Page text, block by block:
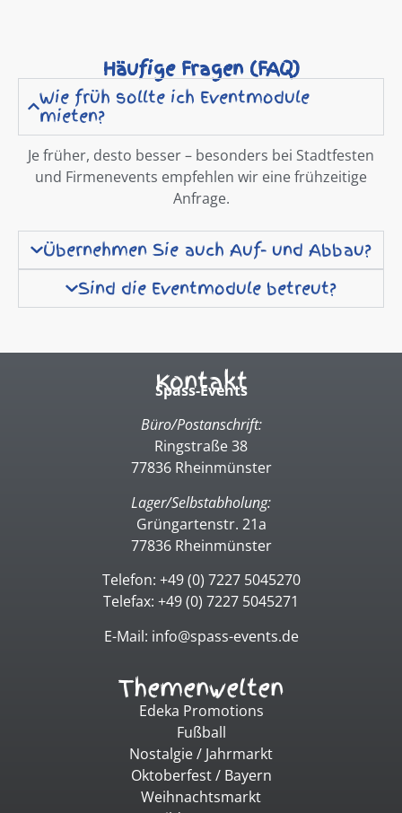
Häufige Fragen (FAQ)
Wie früh sollte ich Eventmodule
mieten?
Je früher, desto besser – besonders bei Stadtfesten
und Firmenevents empfehlen wir eine frühzeitige
Anfrage.
Übernehmen Sie auch Auf- und Abbau?​
Sind die Eventmodule betreut?
Kontakt
Spass-Events
Büro/Postanschrift:
Ringstraße 38
77836 Rheinmünster
Lager/Selbstabholung:
Grüngartenstr. 21a
77836 Rheinmünster
Telefon: +49 (0) 7227 5045270
Telefax: +49 (0) 7227 5045271
E-Mail: info@spass-events.de
Themenwelten
Edeka Promotions
Fußball
Nostalgie / Jahrmarkt
Oktoberfest / Bayern
Weihnachtsmarkt